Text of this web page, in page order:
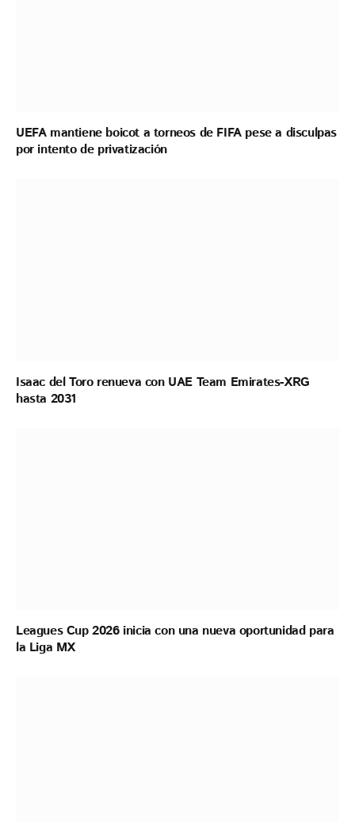
UEFA mantiene boicot a torneos de FIFA pese a disculpas
por intento de privatización
Isaac del Toro renueva con UAE Team Emirates-XRG
hasta 2031
Leagues Cup 2026 inicia con una nueva oportunidad para
la Liga MX